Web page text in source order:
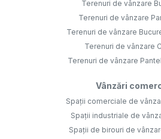
Terenuri de vânzare
Terenuri de vânzare
Terenuri de vânzare
Terenuri de vânzare
Terenuri de vânzare
Vânzări
Spații comerciale de
Spații industriale de
Spații de birouri de